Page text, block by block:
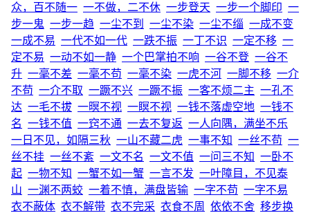
众，百不随一 一不做，二不休 一步登天 一步一个脚印 一
步一鬼 一步一趋 一尘不到 一尘不染 一尘不缁 一成不变
一成不易 一代不如一代 一跌不振 一丁不识 一定不移 一
定不易 一动不如一静 一个巴掌拍不响 一谷不登 一谷不
升 一毫不差 一毫不苟 一毫不染 一虎不河 一脚不移 一介
不苟 一介不取 一蹶不兴 一蹶不振 一客不烦二主 一孔不
达 一毛不拔 一暝不视 一瞑不视 一钱不落虚空地 一钱不
名 一钱不值 一窍不通 一去不复返 一人向隅，满坐不乐
一日不见，如隔三秋 一山不藏二虎 一事不知 一丝不苟 一
丝不挂 一丝不紊 一文不名 一文不值 一问三不知 一卧不
起 一物不知 一蟹不如一蟹 一言不发 一叶障目，不见泰
山 一渊不两蛟 一着不慎，满盘皆输 一字不苟 一字不易
衣不蔽体 衣不解带 衣不完采 衣食不周 依依不舍 移步换